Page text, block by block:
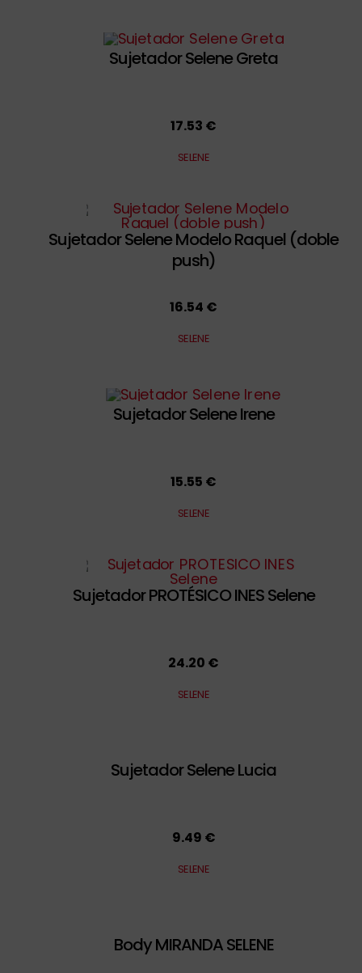
Sujetador Selene Greta
17.53 €
SELENE
Sujetador Selene Modelo Raquel (doble
push)
16.54 €
SELENE
Sujetador Selene Irene
15.55 €
SELENE
Sujetador PROTÉSICO INES Selene
24.20 €
SELENE
Sujetador Selene Lucia
9.49 €
SELENE
Body MIRANDA SELENE